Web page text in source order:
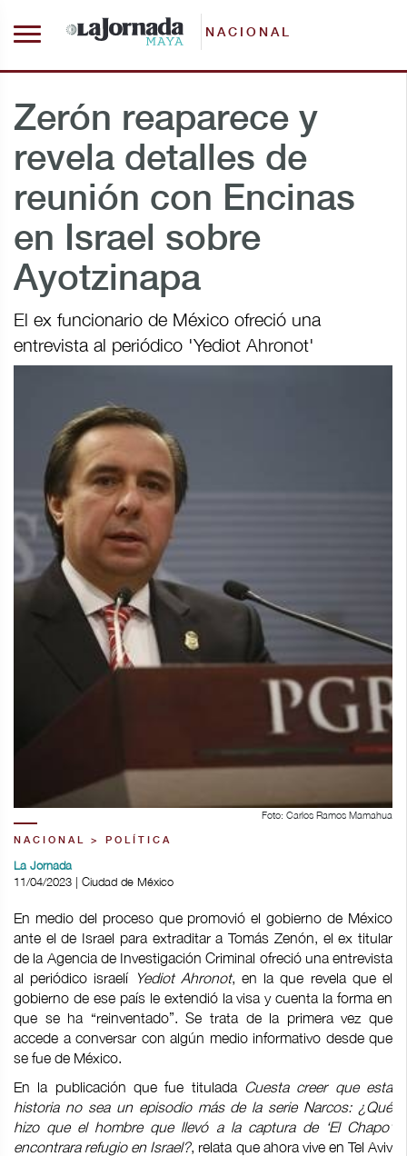
NACIONAL
Zerón reaparece y
revela detalles de
reunión con Encinas
en Israel sobre
Ayotzinapa
El ex funcionario de México ofreció una
entrevista al periódico 'Yediot Ahronot'
Foto: Carlos Ramos Mamahua
NACIONAL > POLÍTICA
La Jornada
11/04/2023 | Ciudad de México
En medio del proceso que promovió el gobierno de México
ante el de Israel para extraditar a Tomás Zenón, el ex titular
de la Agencia de Investigación Criminal ofreció una entrevista
al periódico israelí Yediot Ahronot, en la que revela que el
gobierno de ese país le extendió la visa y cuenta la forma en
que se ha “reinventado”. Se trata de la primera vez que
accede a conversar con algún medio informativo desde que
se fue de México.
En la publicación que fue titulada Cuesta creer que esta
historia no sea un episodio más de la serie Narcos: ¿Qué
hizo que el hombre que llevó a la captura de ‘El Chapo’
encontrara refugio en Israel?, relata que ahora vive en Tel Aviv